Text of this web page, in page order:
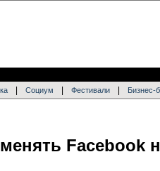
Социум Фестивали Бизнес-
Facebook